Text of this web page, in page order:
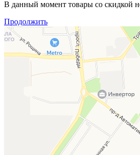
В данный момент товары со скидкой
Продолжить